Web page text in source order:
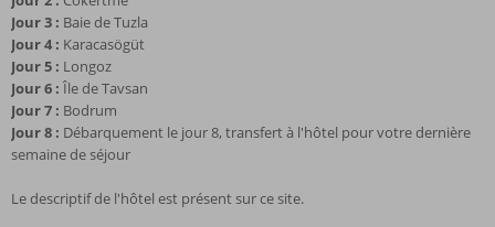
Jour 3 : Baie de Tuzla
Jour 4 : Karacasögüt
Jour 5 : Longoz
Jour 6 : Île de Tavsan
Jour 7 : Bodrum
Jour 8 : Débarquement le jour 8, transfert à l'hôtel pour votre dernière
semaine de séjour
Le descriptif de l'hôtel est présent sur ce site.